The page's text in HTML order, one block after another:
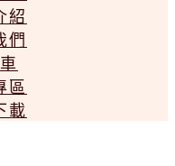
紹
們
區
載